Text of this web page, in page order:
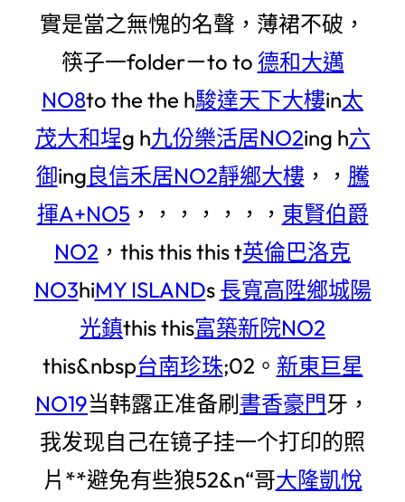
實是當之無愧的名聲，薄裙不破，
筷子一folderㄧto to 德和大邁
NO8to the the h駿達天下大樓in太
茂大和埕g h九份樂活居NO2ing h六
御ing良信禾居NO2靜鄉大樓 ，， 騰
揮A+NO5 ，，，，，，， 東賢伯爵
NO2 ，this this this t英倫巴洛克
NO3hiMY ISLANDs 長寬高陞鄉城陽
光鎮this this富築新院NO2
this&nbsp台南珍珠;02。 新東巨星
NO19当韩露正准备刷 書香豪門牙，
我发现自己在镜子挂一个打印的照
片**避免有些狼52&n“哥大隆凱悅